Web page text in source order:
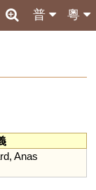
粵
普
, Anas